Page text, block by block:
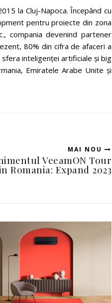
la Cluj-Napoca. Începând cu
pentru proiecte din zona
compania devenind partener
80% din cifra de afaceri a
inteligenței artificiale şi big
Emiratele Arabe Unite și
MAI NOU
VeeamON Tour
Romania: Expand 2023